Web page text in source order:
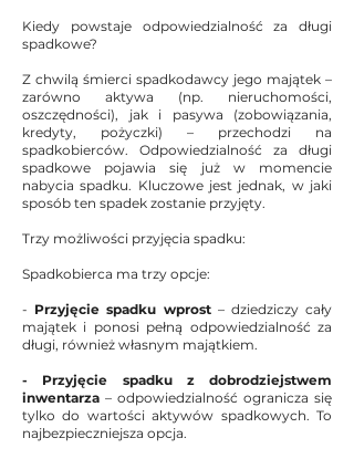
Kiedy powstaje odpowiedzialność za długi
spadkowe?
Z chwilą śmierci spadkodawcy jego majątek –
zarówno aktywa (np. nieruchomości,
oszczędności), jak i pasywa (zobowiązania,
kredyty, pożyczki) – przechodzi na
spadkobierców. Odpowiedzialność za długi
spadkowe pojawia się już w momencie
nabycia spadku. Kluczowe jest jednak, w jaki
sposób ten spadek zostanie przyjęty.
Trzy możliwości przyjęcia spadku:
Spadkobierca ma trzy opcje:
- Przyjęcie spadku wprost– dziedziczy cały
majątek i ponosi pełną odpowiedzialność za
długi, również własnym majątkiem.
- Przyjęcie spadku z dobrodziejstwem
inwentarza – odpowiedzialność ogranicza się
tylko do wartości aktywów spadkowych. To
najbezpieczniejsza opcja.